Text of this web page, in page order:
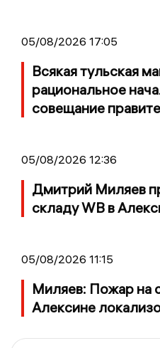
05/08/2026 17:05
Всякая тульская
рациональное
совещание
05/08/2026 12:36
Дмитрий Миляев
складу WB в
05/08/2026 11:15
Миляев: Пожар на
Алексине